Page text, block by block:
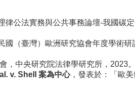
律公法實務與公共事務論壇-我國碳
國（臺灣）歐洲研究協會年度學術
，中央研究院法律學研究所，2023。
v. Shell 案為中心，發表於：「歐